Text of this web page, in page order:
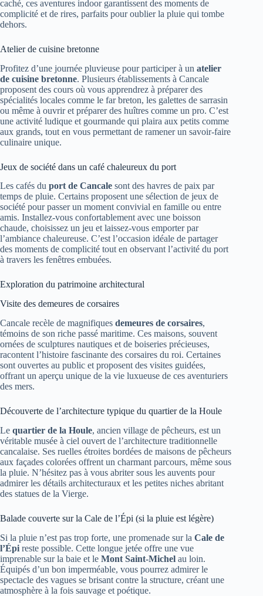
caché, ces aventures indoor garantissent des moments de
complicité et de rires, parfaits pour oublier la pluie qui tombe
dehors.
Atelier de cuisine bretonne
Profitez d’une journée pluvieuse pour participer à un atelier
de cuisine bretonne. Plusieurs établissements à Cancale
proposent des cours où vous apprendrez à préparer des
spécialités locales comme le far breton, les galettes de sarrasin
ou même à ouvrir et préparer des huîtres comme un pro. C’est
une activité ludique et gourmande qui plaira aux petits comme
aux grands, tout en vous permettant de ramener un savoir-faire
culinaire unique.
Jeux de société dans un café chaleureux du port
Les cafés du port de Cancale sont des havres de paix par
temps de pluie. Certains proposent une sélection de jeux de
société pour passer un moment convivial en famille ou entre
amis. Installez-vous confortablement avec une boisson
chaude, choisissez un jeu et laissez-vous emporter par
l’ambiance chaleureuse. C’est l’occasion idéale de partager
des moments de complicité tout en observant l’activité du port
à travers les fenêtres embuées.
Exploration du patrimoine architectural
Visite des demeures de corsaires
Cancale recèle de magnifiques demeures de corsaires,
témoins de son riche passé maritime. Ces maisons, souvent
ornées de sculptures nautiques et de boiseries précieuses,
racontent l’histoire fascinante des corsaires du roi. Certaines
sont ouvertes au public et proposent des visites guidées,
offrant un aperçu unique de la vie luxueuse de ces aventuriers
des mers.
Découverte de l’architecture typique du quartier de la Houle
Le quartier de la Houle, ancien village de pêcheurs, est un
véritable musée à ciel ouvert de l’architecture traditionnelle
cancalaise. Ses ruelles étroites bordées de maisons de pêcheurs
aux façades colorées offrent un charmant parcours, même sous
la pluie. N’hésitez pas à vous abriter sous les auvents pour
admirer les détails architecturaux et les petites niches abritant
des statues de la Vierge.
Balade couverte sur la Cale de l’Épi (si la pluie est légère)
Si la pluie n’est pas trop forte, une promenade sur la Cale de
l’Épi reste possible. Cette longue jetée offre une vue
imprenable sur la baie et le Mont Saint-Michel au loin.
Équipés d’un bon imperméable, vous pourrez admirer le
spectacle des vagues se brisant contre la structure, créant une
atmosphère à la fois sauvage et poétique.